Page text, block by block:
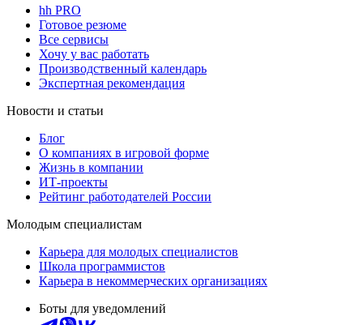
hh PRO
Готовое резюме
Все сервисы
Хочу у вас работать
Производственный календарь
Экспертная рекомендация
Новости и статьи
Блог
О компаниях в игровой форме
Жизнь в компании
ИТ-проекты
Рейтинг работодателей России
Молодым специалистам
Карьера для молодых специалистов
Школа программистов
Карьера в некоммерческих организациях
Боты для уведомлений